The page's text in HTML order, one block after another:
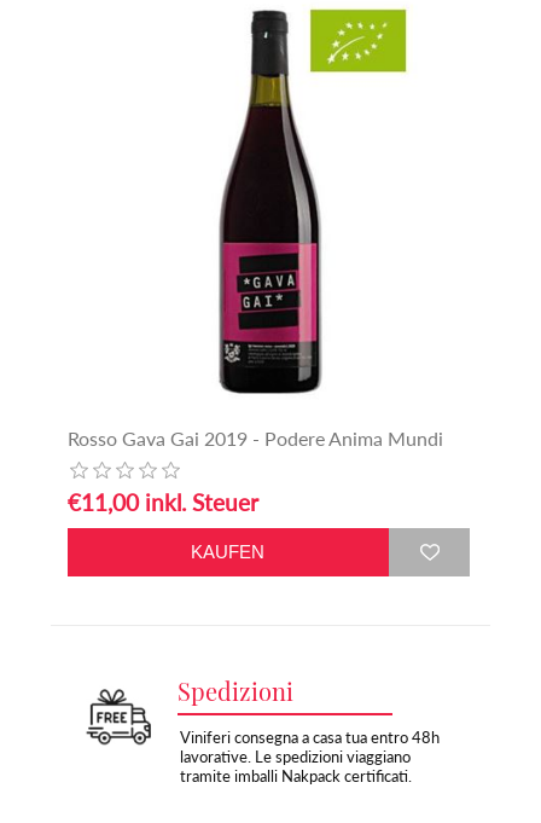
Rosso Gava Gai 2019 - Podere Anima Mundi
€11,00 inkl. Steuer
Spedizioni
Viniferi consegna a casa tua entro 48h
lavorative. Le spedizioni viaggiano
tramite imballi Nakpack certificati.